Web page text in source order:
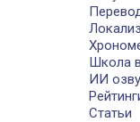
Школа
ИИ
Статьи